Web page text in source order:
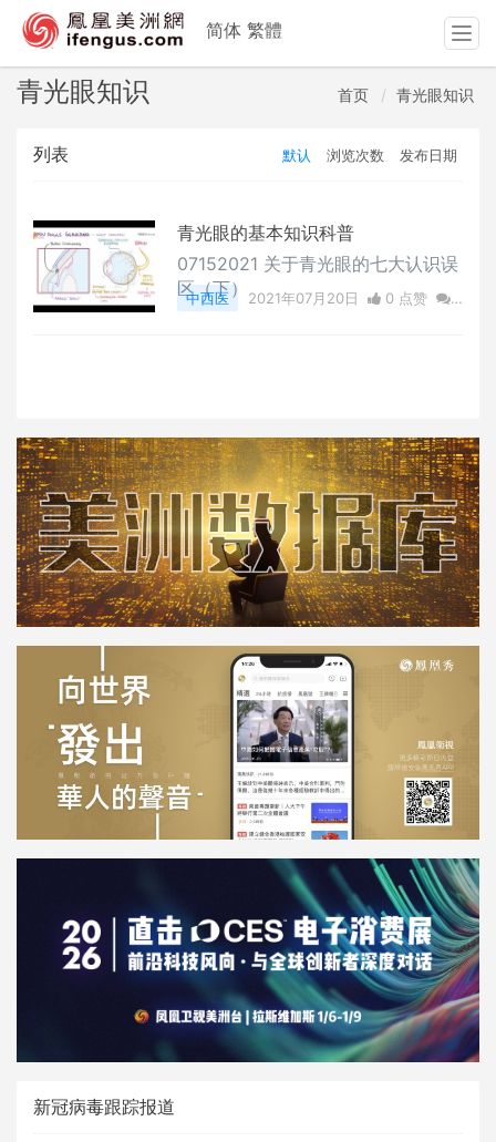
青光眼知识 首页 青光眼知识
列表 默认 浏览次数 发布日期
青光眼的基本知识科普
07152021 关于青光眼的七大认识误
区（下）
中西医 2021年07月20日
0 点赞
新冠病毒跟踪报道
简体 繁體
T
o
g
g
e
i
a